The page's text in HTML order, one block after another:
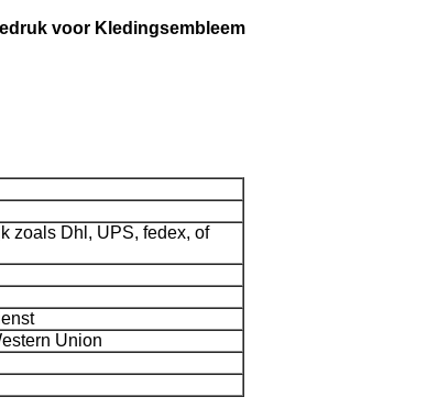
voor Kledingsembleem
zoals Dhl, UPS, fedex, of
Union